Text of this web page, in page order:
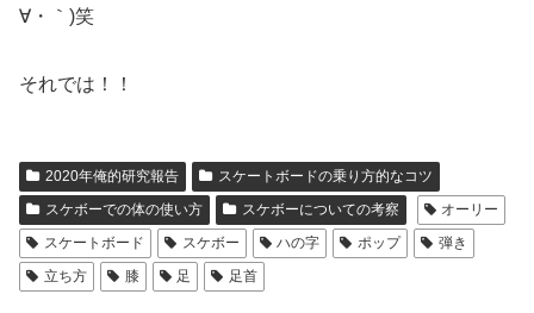
∀・｀)笑
それでは！！
2020年俺的研究報告
スケートボードの乗り方的なコツ
スケボーでの体の使い方
スケボーについての考察
オーリー
スケートボード
スケボー ハの字 ポップ
弾き
立ち方
膝 足 足首